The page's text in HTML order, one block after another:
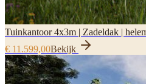
Tuinkantoor 4x3m | Zadeldak |
€ 11.599,00Bekijk